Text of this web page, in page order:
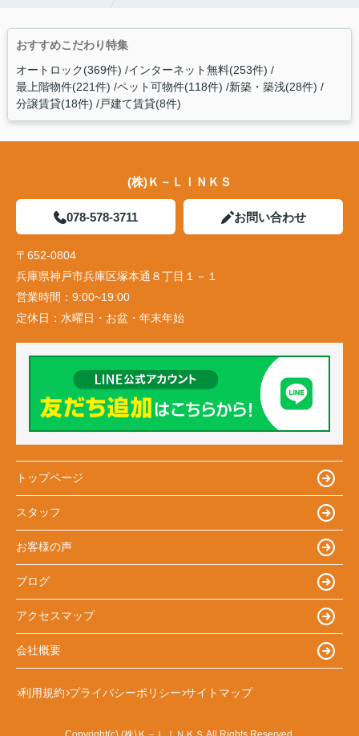
おすすめこだわり特集
オートロック(369件) インターネット無料(253件)
最上階物件(221件) ペット可物件(118件) 新築・築浅(28件)
分譲賃貸(18件) 戸建て賃貸(8件)
(株)Ｋ－ＬＩＮＫＳ
078-578-3711 お問い合わせ
〒652-0804
兵庫県神戸市兵庫区塚本通８丁目１－１
営業時間： 9:00~19:00
定休日： 水曜日・お盆・年末年始
トップページ
スタッフ
お客様の声
ブログ
アクセスマップ
会社概要
利用規約 プライバシーポリシー サイトマップ